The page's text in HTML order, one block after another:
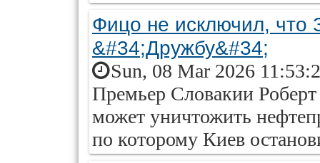
Фицо не исключил, что
&#34;Дружбу&#34;
Sun, 08 Mar 2026
Премьер Словакии
может уничтожить
по которому Киев